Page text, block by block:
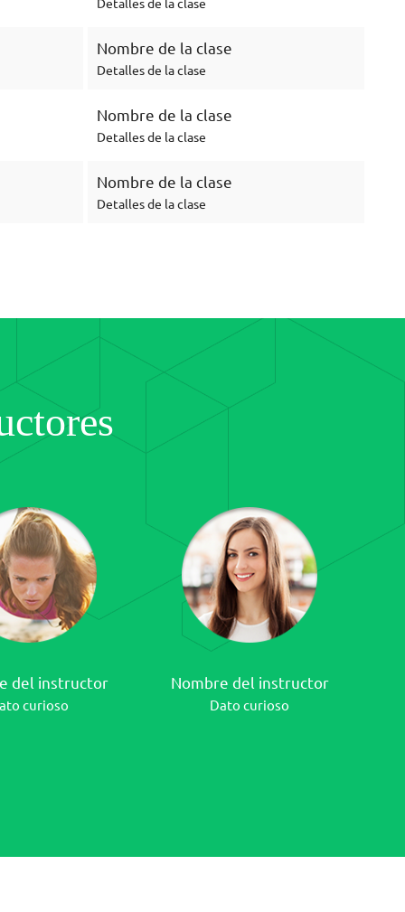
Detalles de la clase
Nombre de la clase
Detalles de la clase
Nombre de la clase
Detalles de la clase
Nombre de la clase
Detalles de la clase
del instructor
curioso
Nombre del instructor
Dato curioso